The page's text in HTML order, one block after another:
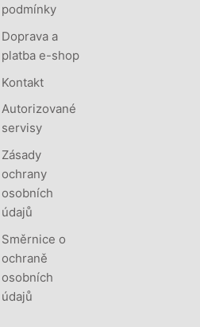
podmínky
Doprava a
platba e-shop
Kontakt
Autorizované
servisy
Zásady
ochrany
osobních
údajů
Směrnice o
ochraně
osobních
údajů